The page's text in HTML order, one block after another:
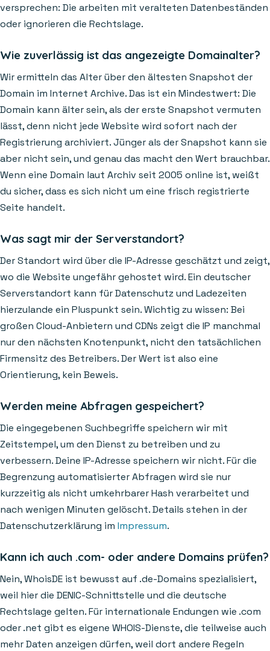
versprechen: Die arbeiten mit veralteten Datenbeständen
oder ignorieren die Rechtslage.
Wie zuverlässig ist das angezeigte Domainalter?
Wir ermitteln das Alter über den ältesten Snapshot der
Domain im Internet Archive. Das ist ein Mindestwert: Die
Domain kann älter sein, als der erste Snapshot vermuten
lässt, denn nicht jede Website wird sofort nach der
Registrierung archiviert. Jünger als der Snapshot kann sie
aber nicht sein, und genau das macht den Wert brauchbar.
Wenn eine Domain laut Archiv seit 2005 online ist, weißt
du sicher, dass es sich nicht um eine frisch registrierte
Seite handelt.
Was sagt mir der Serverstandort?
Der Standort wird über die IP-Adresse geschätzt und zeigt,
wo die Website ungefähr gehostet wird. Ein deutscher
Serverstandort kann für Datenschutz und Ladezeiten
hierzulande ein Pluspunkt sein. Wichtig zu wissen: Bei
großen Cloud-Anbietern und CDNs zeigt die IP manchmal
nur den nächsten Knotenpunkt, nicht den tatsächlichen
Firmensitz des Betreibers. Der Wert ist also eine
Orientierung, kein Beweis.
Werden meine Abfragen gespeichert?
Die eingegebenen Suchbegriffe speichern wir mit
Zeitstempel, um den Dienst zu betreiben und zu
verbessern. Deine IP-Adresse speichern wir nicht. Für die
Begrenzung automatisierter Abfragen wird sie nur
kurzzeitig als nicht umkehrbarer Hash verarbeitet und
nach wenigen Minuten gelöscht. Details stehen in der
Datenschutzerklärung im Impressum.
Kann ich auch .com- oder andere Domains prüfen?
Nein, WhoisDE ist bewusst auf .de-Domains spezialisiert,
weil hier die DENIC-Schnittstelle und die deutsche
Rechtslage gelten. Für internationale Endungen wie .com
oder .net gibt es eigene WHOIS-Dienste, die teilweise auch
mehr Daten anzeigen dürfen, weil dort andere Regeln